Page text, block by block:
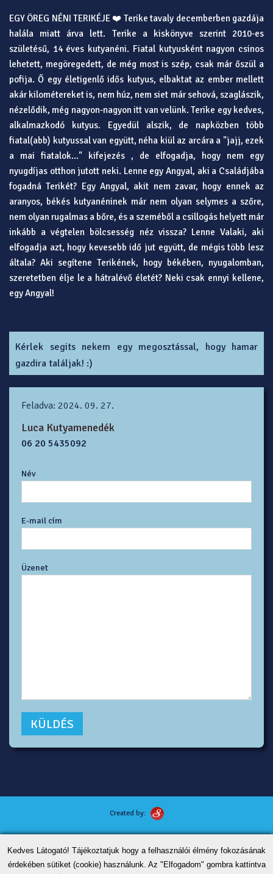
EGY ÖREG NÉNI TERIKÉJE ❤️ Terike tavaly decemberben gazdája
halála miatt árva lett. Terike a kiskönyve szerint 2010-es
születésű, 14 éves kutyanéni. Fiatal kutyusként nagyon csinos
lehetett, megöregedett, de még most is szép, csak már őszül a
pofija. Ő egy életigenlő idős kutyus, elbaktat az ember mellett
akár kilométereket is, nem húz, nem siet már sehová, szaglászik,
nézelődik, még nagyon-nagyon itt van velünk. Terike egy kedves,
alkalmazkodó kutyus. Egyedül alszik, de napközben több
fiatal(abb) kutyussal van együtt, néha kiül az arcára a "jajj, ezek
a mai fiatalok..." kifejezés , de elfogadja, hogy nem egy
nyugdíjas otthon jutott neki. Lenne egy Angyal, aki a Családjába
fogadná Terikét? Egy Angyal, akit nem zavar, hogy ennek az
aranyos, békés kutyanéninek már nem olyan selymes a szőre,
nem olyan rugalmas a bőre, és a szeméből a csillogás helyett már
inkább a végtelen bölcsesség néz vissza? Lenne Valaki, aki
elfogadja azt, hogy kevesebb idő jut együtt, de mégis több lesz
általa? Aki segítene Terikének, hogy békében, nyugalomban,
szeretetben élje le a hátralévő életét? Neki csak ennyi kellene,
egy Angyal!
Kérlek segits nekem egy megosztással, hogy hamar
gazdira találjak! :)
Feladva: 2024. 09. 27.
Luca Kutyamenedék
06 20 5435092
Név
E-mail cím
Üzenet
Created by:
ÁSZF
Adatvédelem
Kedves Látogató! Tájékoztatjuk hogy a felhasználói élmény fokozásának
érdekében sütiket (cookie) használunk. Az "Elfogadom" gombra kattintva